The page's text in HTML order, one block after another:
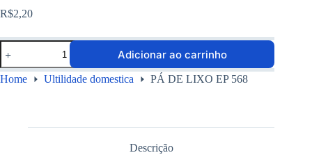
R$2,20
Adicionar ao carrinho
Home Ultilidade domestica PÁ DE LIXO EP 568
Descrição